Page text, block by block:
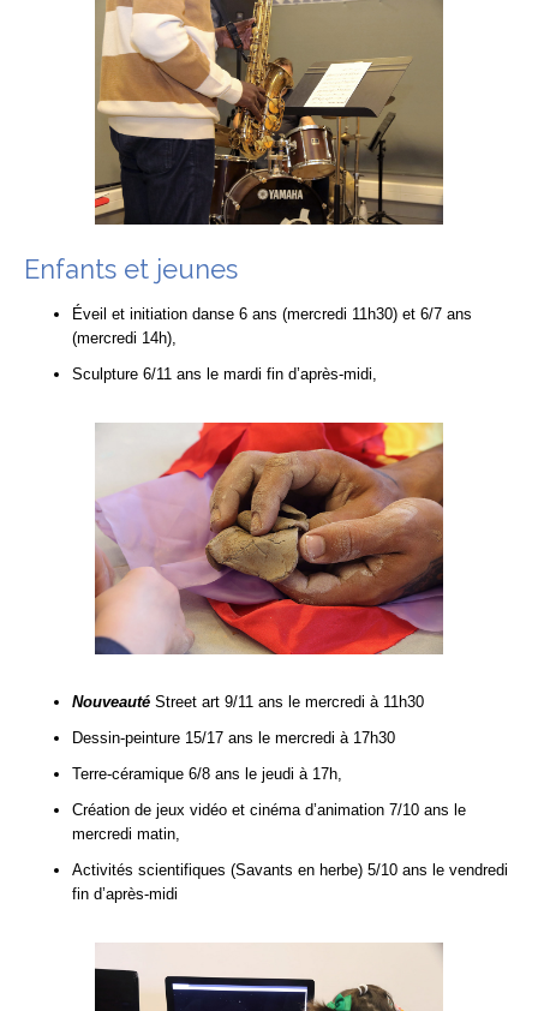
Enfants et jeunes
Éveil et initiation danse 6 ans (mercredi 11h30) et 6/7 ans
(mercredi 14h),
Sculpture 6/11 ans le mardi fin d’après-midi,
Nouveauté Street art 9/11 ans le mercredi à 11h30
Dessin-peinture 15/17 ans le mercredi à 17h30
Terre-céramique 6/8 ans le jeudi à 17h,
Création de jeux vidéo et cinéma d’animation 7/10 ans le
mercredi matin,
Activités scientifiques (Savants en herbe) 5/10 ans le vendredi
fin d’après-midi